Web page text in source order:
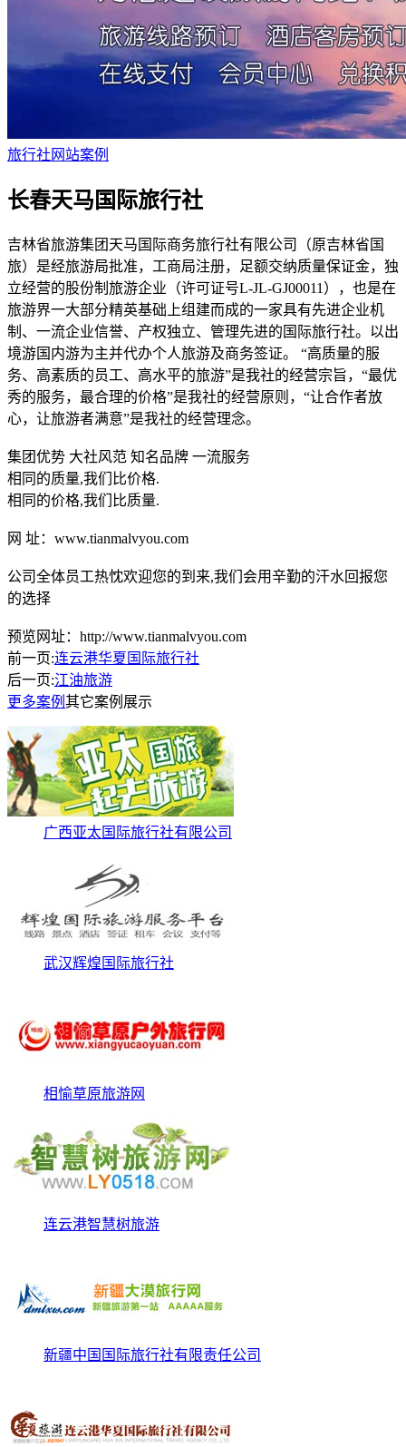
旅行社网站案例
长春天马国际旅行社
吉林省旅游集团天马国际商务旅行社有限公司（原吉林省国
旅）是经旅游局批准，工商局注册，足额交纳质量保证金，独
立经营的股份制旅游企业（许可证号L-JL-GJ00011），也是在
旅游界一大部分精英基础上组建而成的一家具有先进企业机
制、一流企业信誉、产权独立、管理先进的国际旅行社。以出
境游国内游为主并代办个人旅游及商务签证。 “高质量的服
务、高素质的员工、高水平的旅游”是我社的经营宗旨，“最优
秀的服务，最合理的价格”是我社的经营原则，“让合作者放
心，让旅游者满意”是我社的经营理念。
集团优势 大社风范 知名品牌 一流服务
相同的质量,我们比价格.
相同的价格,我们比质量.
网 址：www.tianmalvyou.com
公司全体员工热忱欢迎您的到来,我们会用辛勤的汗水回报您
的选择
预览网址：http://www.tianmalvyou.com
前一页:连云港华夏国际旅行社
后一页:江油旅游
更多案例 其它案例展示
广西亚太国际旅行社有限公司
武汉辉煌国际旅行社
相愉草原旅游网
连云港智慧树旅游
新疆中国国际旅行社有限责任公司